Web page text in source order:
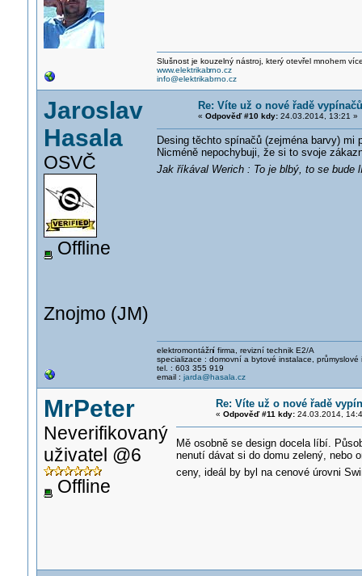
Slušnost je kouzelný nástroj, který otevřel mnohem
www.elektrikabrno.cz
info@elektrikabrno.cz
Jaroslav
Hasala
OSVČ
Offline
Znojmo (JM)
Re: Víte už o nové řadě
« Odpověď #10 kdy:24.03.2014, 13:21 »
Desing těchto spínačů (zejména barvy) mi
Nicméně nepochybuji, že si to svoje
Jak říkával Werich : To je blbý, to se
elektromontážní firma, revizní technik E2/A
specializace : domovní a bytové instalace, průmyslové
tel. : 603 355 919
email : jarda@hasala.cz
MrPeter
Neverifikovaný
uživatel @6
Offline
Re: Víte už o nové řadě
« Odpověď #11 kdy:24.03.2014,
Mě osobně se design docela líbí.
nenutí dávat si do domu zelený, nebo
ceny, ideál by byl na cenové úrovni